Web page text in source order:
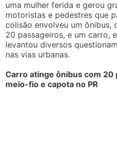
uma mulher ferida e gerou
motoristas e pedestres que
colisão envolveu um ônibus,
20 passageiros, e um carro,
levantou diversos
nas vias urbanas.
Carro atinge ônibus com
meio-fio e capota no PR